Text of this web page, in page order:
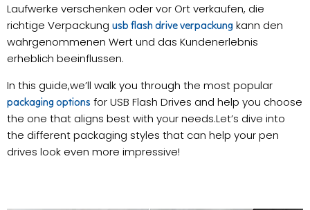
Laufwerke verschenken oder vor Ort verkaufen, die
richtige Verpackung usb flash drive verpackung kann den
wahrgenommenen Wert und das Kundenerlebnis
erheblich beeinflussen.
In this guide,we’ll walk you through the most popular
packaging options for USB Flash Drives and help you choose
the one that aligns best with your needs.Let’s dive into
the different packaging styles that can help your pen
drives look even more impressive!